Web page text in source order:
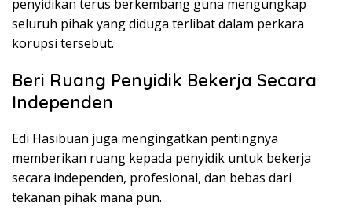
penyidikan terus berkembang guna mengungkap
seluruh pihak yang diduga terlibat dalam perkara
korupsi tersebut.
Beri Ruang Penyidik Bekerja Secara
Independen
Edi Hasibuan juga mengingatkan pentingnya
memberikan ruang kepada penyidik untuk bekerja
secara independen, profesional, dan bebas dari
tekanan pihak mana pun.